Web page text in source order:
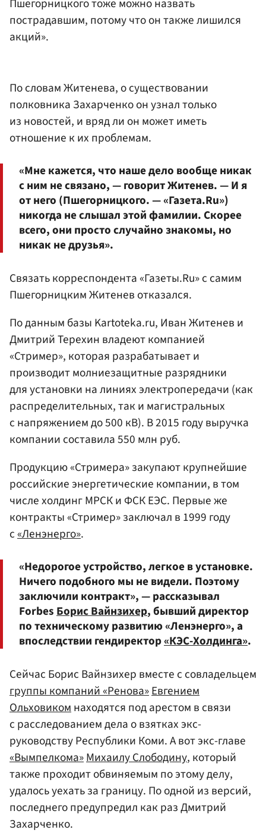
Пшегорницкого тоже можно назвать
пострадавшим, потому что он также лишился
акций».
По словам Житенева, о существовании
полковника Захарченко он узнал только
из новостей, и вряд ли он может иметь
отношение к их проблемам.
«Мне кажется, что наше дело вообще никак
с ним не связано, — говорит Житенев. — И я
от него (Пшегорницкого. — «Газета.Ru»)
никогда не слышал этой фамилии. Скорее
всего, они просто случайно знакомы, но
никак не друзья».
Связать корреспондента «Газеты.Ru» с самим
Пшегорницким Житенев отказался.
По данным базы Kartoteka.ru, Иван Житенев и
Дмитрий Терехин владеют компанией
«Стример», которая разрабатывает и
производит молниезащитные разрядники
для установки на линиях электропередачи (как
распределительных, так и магистральных
с напряжением до 500 кВ). В 2015 году выручка
компании составила 550 млн руб.
Продукцию «Стримера» закупают крупнейшие
российские энергетические компании, в том
числе холдинг МРСК и ФСК ЕЭС. Первые же
контракты «Стример» заключал в 1999 году
с«Ленэнерго».
«Недорогое устройство, легкое в установке.
Ничего подобного мы не видели. Поэтому
заключили контракт», — рассказывал
ForbesБорис Вайнзихер, бывший директор
по техническому развитию «Ленэнерго», а
впоследствии гендиректор«КЭС-Холдинга».
Сейчас Борис Вайнзихер вместе с совладельцем
группы компаний «Ренова»Евгением
Ольховиком находятся под арестом в связи
с расследованием дела о взятках экс-
руководству Республики Коми. А вот экс-главе
«Вымпелкома»Михаилу Слободину, который
также проходит обвиняемым по этому делу,
удалось уехать за границу. По одной из версий,
последнего предупредил как раз Дмитрий
Захарченко.